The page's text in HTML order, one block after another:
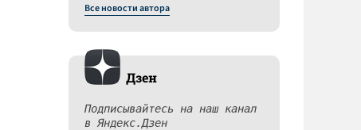
Все новости автора
Дзен
Подписывайтесь на наш канал
в Яндекс.Дзен